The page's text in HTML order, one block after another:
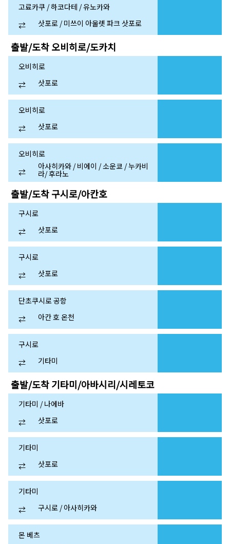
고료카쿠 / 하코다테 / 유노카와
⇄
삿포로 / 미쓰이 아울렛 파크 삿포로
출발/도착오비히로/도카치
오비히로
⇄
삿포로
오비히로
⇄
삿포로
오비히로
⇄
아사히카와 / 비에이 / 소운쿄 / 누카비
라/ 후라노
출발/도착구시로/아칸호
구시로
⇄
삿포로
구시로
⇄
삿포로
단초쿠시로 공항
⇄
아칸 호 온천
구시로
⇄
기타미
출발/도착기타미/아바시리/시레토코
기타미 / 나에바
⇄
삿포로
기타미
⇄
삿포로
기타미
⇄
구시로 / 아사히카와
몬 베츠